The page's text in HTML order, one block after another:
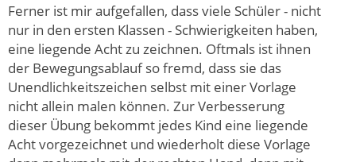
Ferner ist mir aufgefallen, dass viele Schüler - nicht
nur in den ersten Klassen - Schwierigkeiten haben,
eine liegende Acht zu zeichnen. Oftmals ist ihnen
der Bewegungsablauf so fremd, dass sie das
Unendlichkeitszeichen selbst mit einer Vorlage
nicht allein malen können. Zur Verbesserung
dieser Übung bekommt jedes Kind eine liegende
Acht vorgezeichnet und wiederholt diese Vorlage